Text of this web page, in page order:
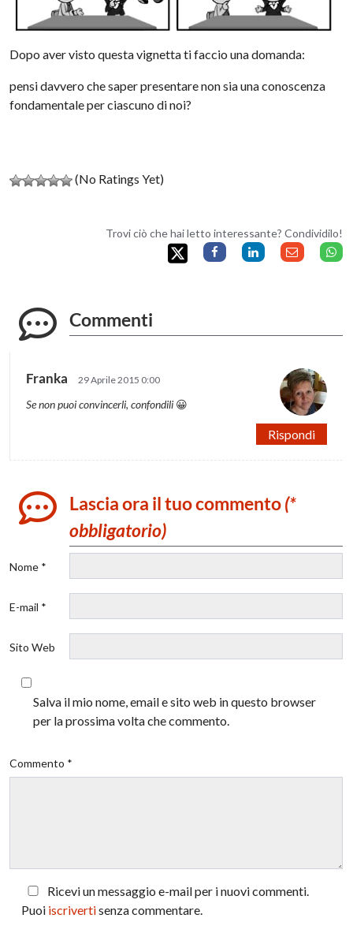
Dopo aver visto questa vignetta ti faccio una domanda:
pensi davvero che saper presentare non sia una conoscenza
fondamentale per ciascuno di noi?
(No Ratings Yet)
Trovi ciò che hai letto interessante? Condividilo!
Commenti
Franka 29 Aprile 2015 0:00
Se non puoi convincerli, confondili 😀
Rispondi
Lascia ora il tuo commento(*
obbligatorio)
Nome *
E-mail *
Sito Web
Salva il mio nome, email e sito web in questo browser
per la prossima volta che commento.
Commento *
Ricevi un messaggio e-mail per i nuovi commenti.
Puoi iscrivertisenza commentare.